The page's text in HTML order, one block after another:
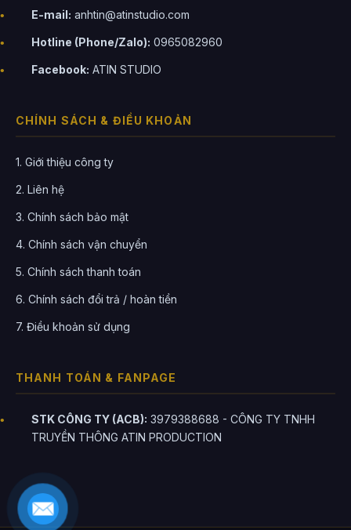
E-mail: anhtin@atinstudio.com
Hotline (Phone/Zalo): 0965082960
Facebook: ATIN STUDIO
CHÍNH SÁCH & ĐIỀU KHOẢN
1. Giới thiệu công ty
2. Liên hệ
3. Chính sách bảo mật
4. Chính sách vận chuyển
5. Chính sách thanh toán
6. Chính sách đổi trả / hoàn tiền
7. Điều khoản sử dụng
THANH TOÁN & FANPAGE
STK CÔNG TY (ACB): 3979388688 - CÔNG TY TNHH
TRUYỀN THÔNG ATIN PRODUCTION